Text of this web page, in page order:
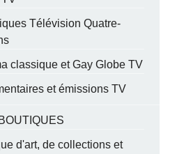
Télévision Quatre-
classique et Gay Globe TV
et émissions TV
d'art, de collections et